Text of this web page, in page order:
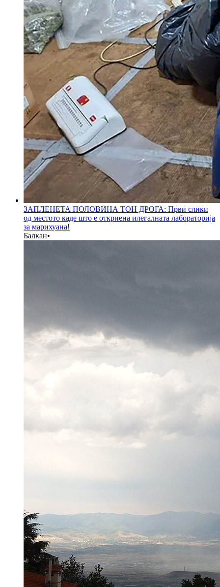
ЗАПЛЕНЕТА ПОЛОВИНА ТОН ДРОГА: Први слики
од местото каде што е откриена илегалната лабораторија
за марихуана!
Балкан•